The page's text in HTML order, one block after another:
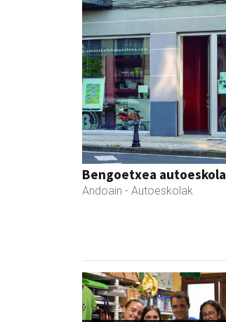
Bengoetxea autoeskola
Andoain - Autoeskolak